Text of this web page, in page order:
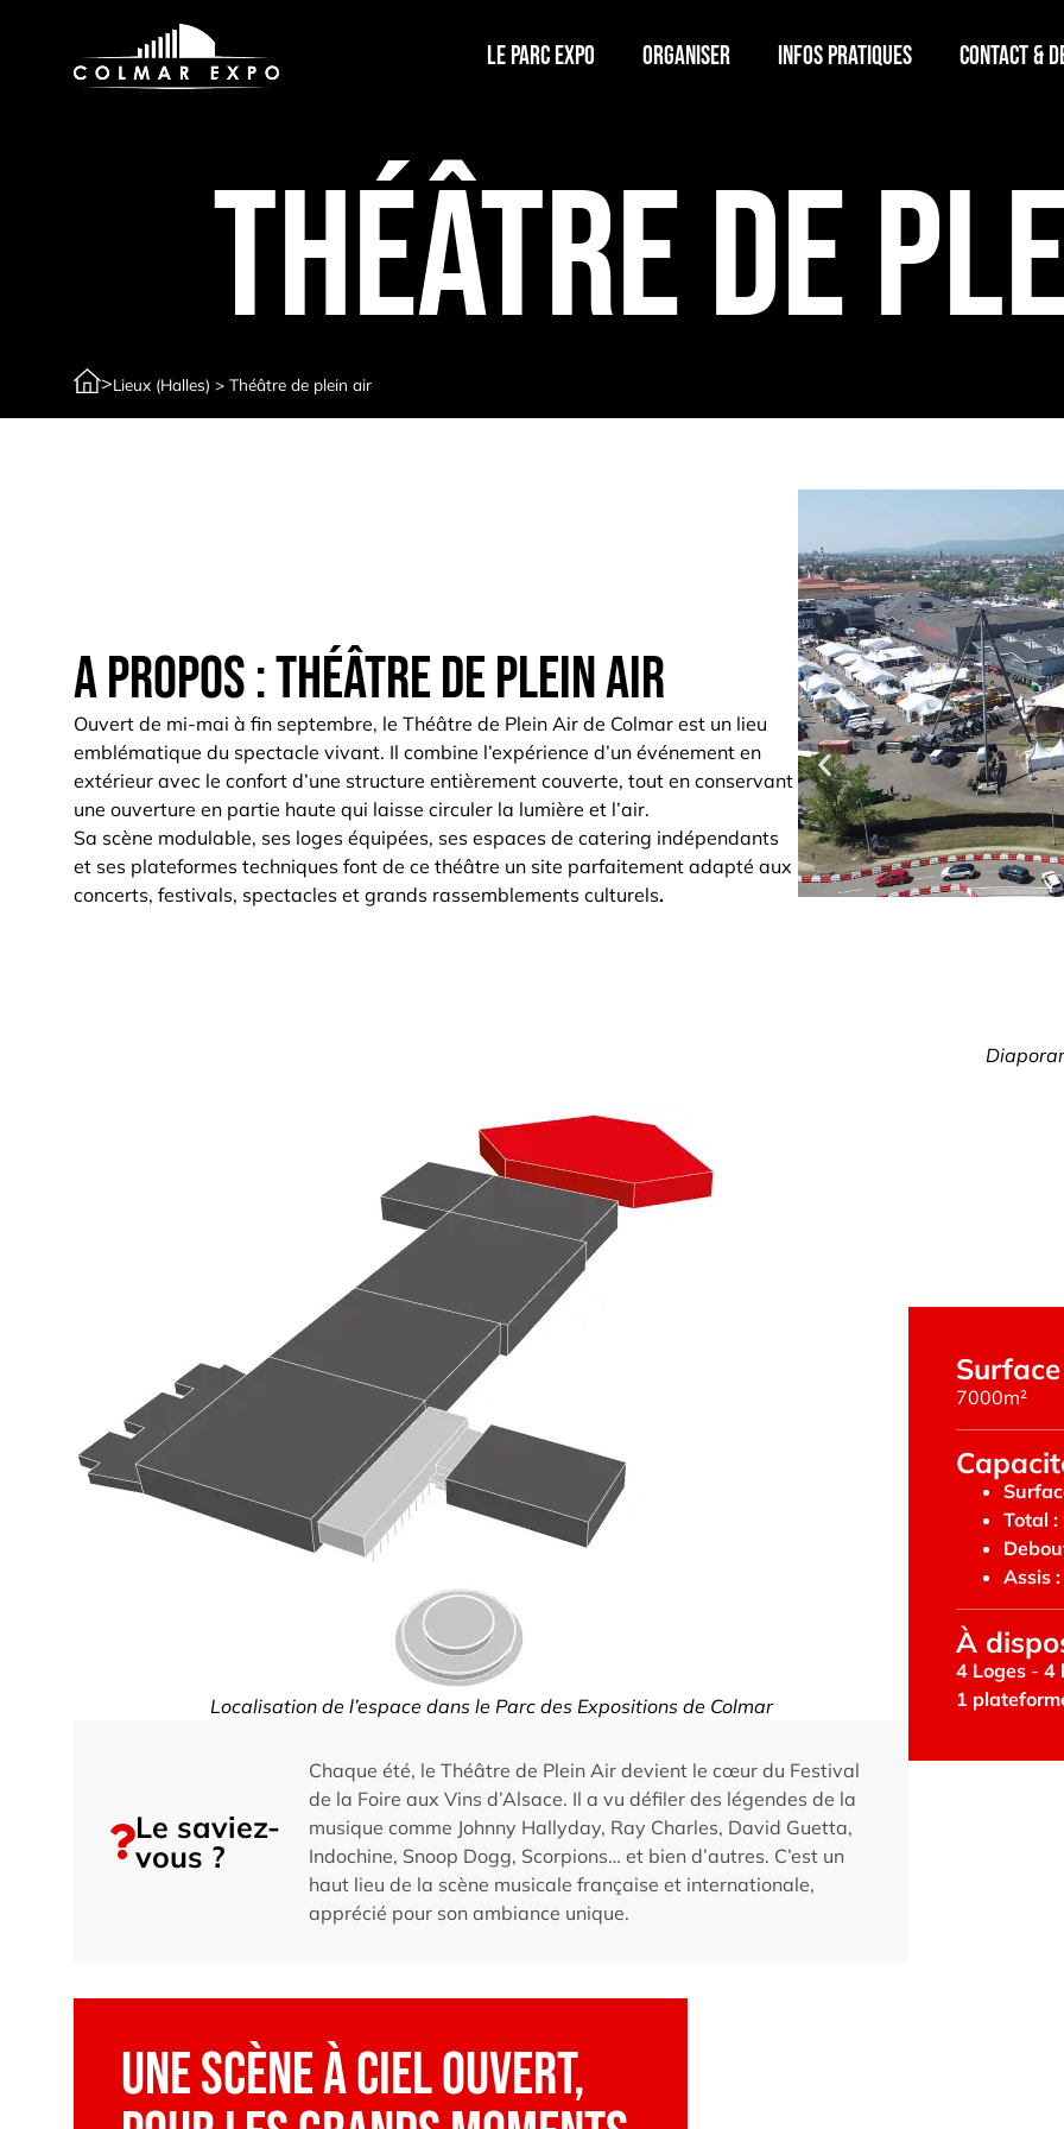
Le Parc Expo Organiser Infos Pratiques Contact &
Théâtre de
>Lieux (Halles) >Théâtre de plein air
A propos : Théâtre de plein air
Ouvert de mi-mai à fin septembre, le Théâtre de Plein Air de Colmar est un lieu
emblématique du spectacle vivant. Il combine l’expérience d’un événement en
extérieur avec le confort d’une structure entièrement couverte, tout en conservant
une ouverture en partie haute qui laisse circuler la lumière et l’air.
Sa scène modulable, ses loges équipées, ses espaces de catering indépendants
et ses plateformes techniques font de ce théâtre un site parfaitement adapté aux
concerts, festivals, spectacles et grands rassemblements culturels.
Localisation de l’espace dans le Parc des Expositions de Colmar
Le saviez-
vous ?
Chaque été, le Théâtre de Plein Air devient le cœur du Festival
de la Foire aux Vins d’Alsace. Il a vu défiler des légendes de la
musique comme Johnny Hallyday, Ray Charles, David Guetta,
Indochine, Snoop Dogg, Scorpions… et bien d’autres. C’est un
haut lieu de la scène musicale française et internationale,
apprécié pour son ambiance unique.
Surface
7000m²
Total :
Assis :
À
4 Loges - 4
1
Une scène à ciel ouvert,